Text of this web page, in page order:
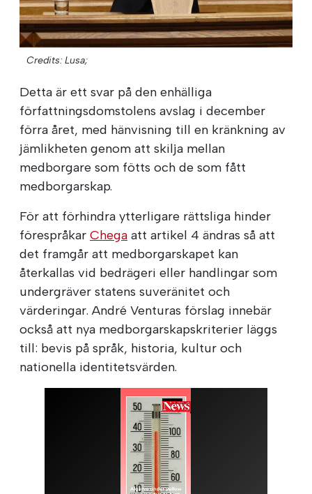
Credits: Lusa;
Detta är ett svar på den enhälliga
författningsdomstolens avslag i december
förra året, med hänvisning till en kränkning av
jämlikheten genom att skilja mellan
medborgare som fötts och de som fått
medborgarskap.
För att förhindra ytterligare rättsliga hinder
förespråkar Chega att artikel 4 ändras så att
det framgår att medborgarskapet kan
återkallas vid bedrägeri eller handlingar som
undergräver statens suveränitet och
värderingar. André Venturas förslag innebär
också att nya medborgarskapskriterier läggs
till: bevis på språk, historia, kultur och
nationella identitetsvärden.